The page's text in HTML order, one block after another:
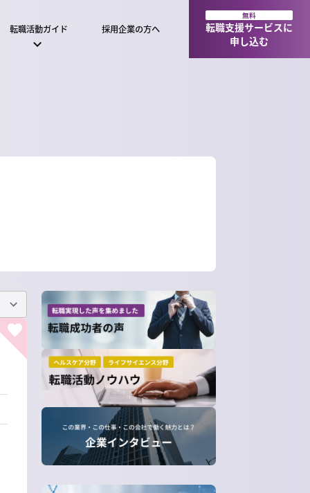
転職活動ガイド 採用企業の方へ
無料
転職支援サービスに
申し込む